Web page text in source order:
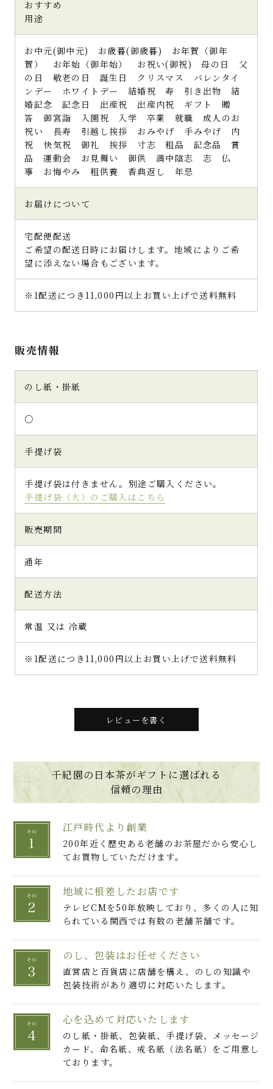
おすすめ
用途
お中元(御中元) お歳暮(御歳暮) お年賀（御年
賀） お年始（御年始） お祝い(御祝) 母の日 父
の日 敬老の日 誕生日 クリスマス バレンタイ
ンデー ホワイトデー 結婚祝 寿 引き出物 結
婚記念 記念日 出産祝 出産内祝 ギフト 贈
答 御宮詣 入園祝 入学 卒業 就職 成人のお
祝い 長寿 引越し挨拶 おみやげ 手みやげ 内
祝 快気祝 御礼 挨拶 寸志 粗品 記念品 賞
品 運動会 お見舞い 御供 満中陰志 志 仏
事 お悔やみ 粗供養 香典返し 年忌
お届けについて
宅配便配送
ご希望の配送日時にお届けします。地域によりご希
望に添えない場合もございます。
※1配送につき11,000円以上お買い上げで送料無料
販売情報
のし紙・掛紙
○
手提げ袋
手提げ袋は付きません。別途ご購入ください。
手提げ袋（大）のご購入はこちら
販売期間
通年
配送方法
常温 又は 冷蔵
※1配送につき11,000円以上お買い上げで送料無料
レビューを書く
千紀園の日本茶がギフトに選ばれる
信頼の理由
江戸時代より創業
200年近く歴史ある老舗のお茶屋だから安心し
てお買物していただけます。
地域に根差したお店です
テレビCMを50年放映しており、多くの人に知
られている関西では有数の老舗茶舗です。
のし、包装はお任せください
直営店と百貨店に店舗を構え、のしの知識や
包装技術があり適切に対応いたします。
心を込めて対応いたします
のし紙・掛紙、包装紙、手提げ袋、メッセージ
カード、命名紙、戒名紙（法名紙）をご用意し
ております。